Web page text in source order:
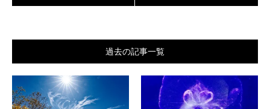
過去の記事一覧